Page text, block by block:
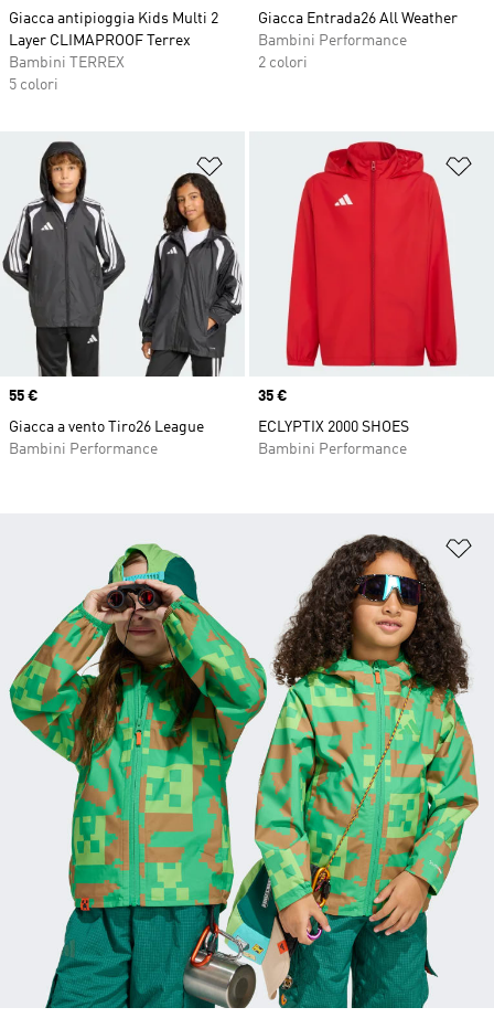
Giacca antipioggia Kids Multi 2
Layer CLIMAPROOF Terrex
Bambini TERREX
5 colori
Giacca Entrada26 All Weather
Bambini Performance
2 colori
Aggiungi alla lista dei desideri
Price
55 €
Giacca a vento Tiro26 League
Bambini Performance
Price
35 €
ECLYPTIX 2000 SHOES
Bambini Performance